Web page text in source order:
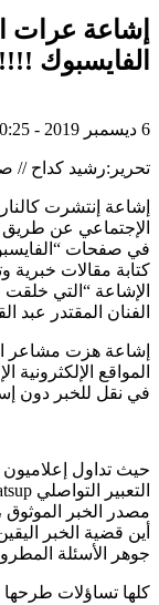
إشاعة عرات
الفايسبوك
6 ديسمبر 2019 - 20:25
تحرير:رشيد كداح
إشاعة إنتشرت
الإجتماعي عن طريق
في صفحات
كتابة مقالات
الإشاعة “التي
الفنان المقتدر عبد
إشاعة هزت مشاعر
المواقع الإلكثرونية
في نقل للخبر دون
حيث تداول
مصدر الخبر
أين قضية الخبر
جوهر الأسئلة
كلها تساؤلات طرحها